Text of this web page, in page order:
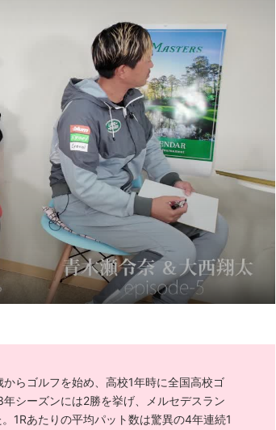
らゴルフを始め、高校1年時に全国高校ゴ
シーズンには2勝を挙げ、メルセデスラン
1Rあたりの平均パット数は驚異の4年連続1